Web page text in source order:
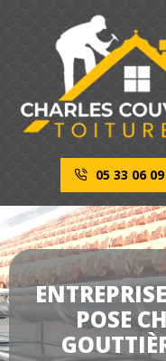
05 33 06
POSE